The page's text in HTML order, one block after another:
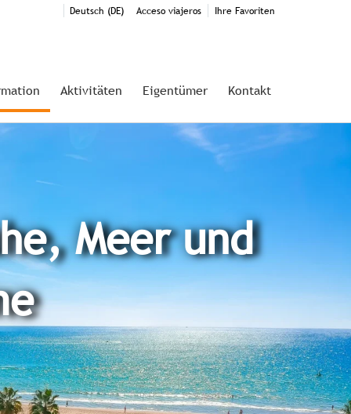
Ihre Favoriten
Acceso viajeros
Deutsch (DE)
Aktivitäten Eigentümer Kontakt
Meer und